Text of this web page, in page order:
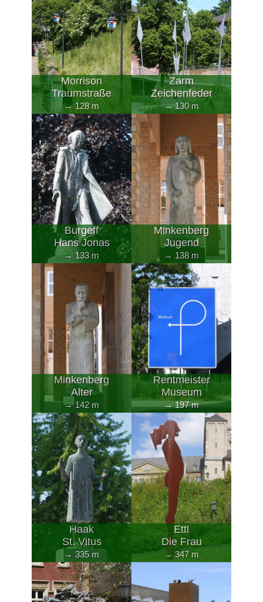
Morrison
Traumstraße
→ 128 m
Zarm
Zeichenfeder
→ 130 m
Burgeff
Hans Jonas
→ 133 m
Minkenberg
Jugend
→ 138 m
Minkenberg
Alter
→ 142 m
Rentmeister
Museum
→ 197 m
Haak
St. Vitus
→ 335 m
Ettl
Die Frau
→ 347 m